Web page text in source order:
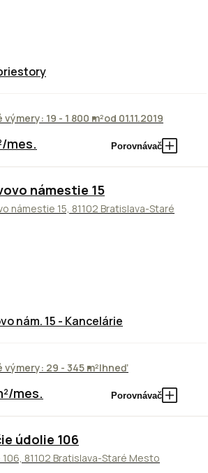
19 - 1 800 m²od 01.11.2019
mes. Porovnávač
námestie 15
námestie 15, 81102 Bratislava-Staré
nám. 15 - Kancelárie
výmery: 29 - 345 m²Ihneď
mes. Porovnávač
údolie 106
81102 Bratislava-Staré Mesto